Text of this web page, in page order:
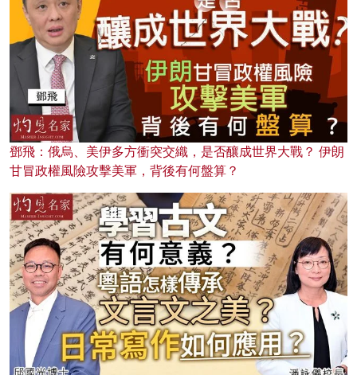
鄧飛：俄烏、美伊多方衝突交織，是否釀成世界大戰？ 伊朗
甘冒政權風險攻擊美軍，背後有何盤算？